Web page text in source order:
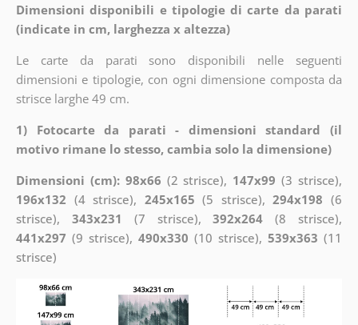
Dimensioni disponibili e tipologie di carte da parati
(indicate in cm, larghezza x altezza)
Le carte da parati sono disponibili nelle seguenti
dimensioni e tipologie, con ogni dimensione composta da
strisce larghe 49 cm.
1) Fotocarte da parati - dimensioni standard (il
motivo rimane lo stesso, cambia solo la dimensione)
Dimensioni (cm): 98x66 (2 strisce), 147x99 (3 strisce),
196x132 (4 strisce), 245x165 (5 strisce),294x198 (6
strisce), 343x231 (7 strisce),392x264 (8 strisce),
441x297 (9 strisce), 490x330 (10 strisce),539x363 (11
strisce)